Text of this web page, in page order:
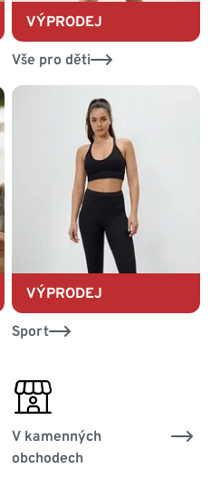
VÝPRODEJ
Vše pro děti
VÝPRODEJ
Sport
personal_services
V kamenných
obchodech